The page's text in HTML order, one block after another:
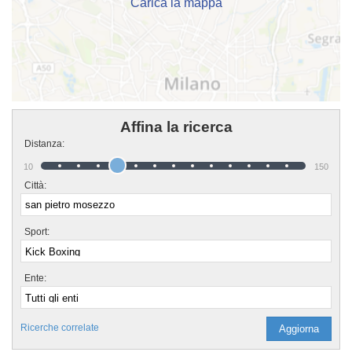
Carica la mappa
Affina la ricerca
Distanza:
10 150
Città:
Sport:
Ente:
Ricerche correlate